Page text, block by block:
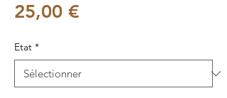
25,00 €
Etat *